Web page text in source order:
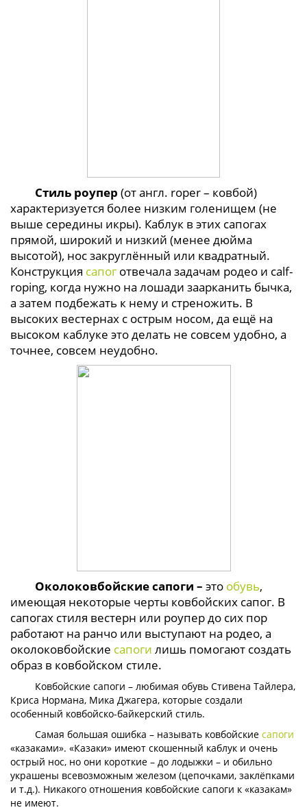
Стиль роупер (от англ. roper – ковбой)
характеризуется более низким голенищем (не
выше середины икры). Каблук в этих сапогах
прямой, широкий и низкий (менее дюйма
высотой), нос закруглённый или квадратный.
Конструкция сапог отвечала задачам родео и calf-
roping, когда нужно на лошади заарканить бычка,
а затем подбежать к нему и стреножить. В
высоких вестернах с острым носом, да ещё на
высоком каблуке это делать не совсем удобно, а
точнее, совсем неудобно.
Околоковбойские сапоги – это обувь,
имеющая некоторые черты ковбойских сапог. В
сапогах стиля вестерн или роупер до сих пор
работают на ранчо или выступают на родео, а
околоковбойские сапоги лишь помогают создать
образ в ковбойском стиле.
Ковбойские сапоги – любимая обувь Стивена Тайлера,
Криса Нормана, Мика Джагера, которые создали
особенный ковбойско-байкерский стиль.
Самая большая ошибка – называть ковбойские сапоги
«казаками». «Казаки» имеют скошенный каблук и очень
острый нос, но они короткие – до лодыжки – и обильно
украшены всевозможным железом (цепочками, заклёпками
и т.д.). Никакого отношения ковбойские сапоги к «казакам»
не имеют.